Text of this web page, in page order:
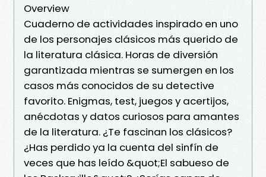
Overview
Cuaderno de actividades inspirado en uno
de los personajes clásicos más querido de
la literatura clásica. Horas de diversión
garantizada mientras se sumergen en los
casos más conocidos de su detective
favorito. Enigmas, test, juegos y acertijos,
anécdotas y datos curiosos para amantes
de la literatura. ¿Te fascinan los clásicos?
¿Has perdido ya la cuenta del sinfín de
veces que has leído &quot;El sabueso de